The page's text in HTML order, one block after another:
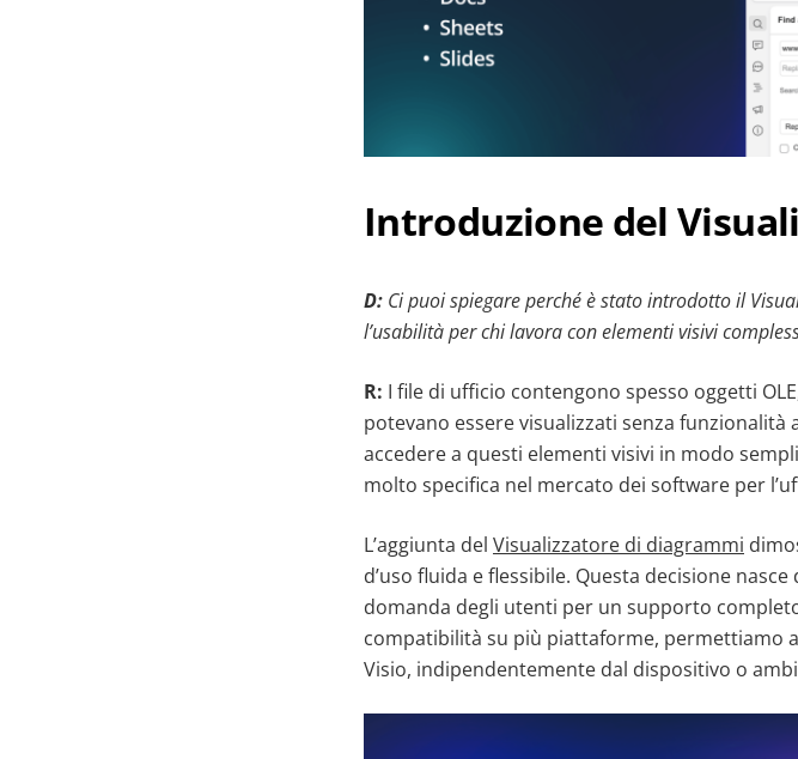
Introduzione del
D: Ci puoi spiegare perché è stato introdotto il
l’usabilità per chi lavora con elementi visivi
R: I file di ufficio contengono spesso oggetti
potevano essere visualizzati senza
accedere a questi elementi visivi in modo
molto specifica nel mercato dei software per
L’aggiunta del Visualizzatore di diagrammi
d’uso fluida e flessibile. Questa decisione
domanda degli utenti per un supporto
compatibilità su più piattaforme, permettiamo
Visio, indipendentemente dal dispositivo o